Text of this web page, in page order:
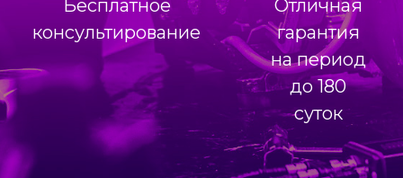
Бесплатное
консультирование
Отличная
гарантия
на период
до 180
суток